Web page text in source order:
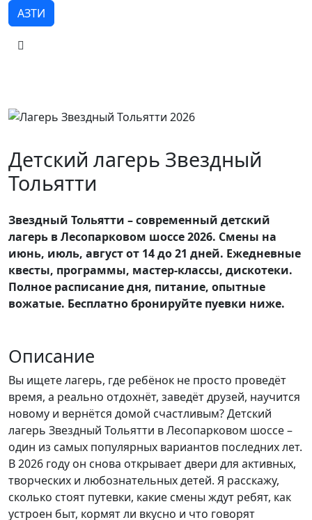
АЗТИ
Детский лагерь Звездный
Тольятти
Звездный Тольятти – современный детский
лагерь в Лесопарковом шоссе 2026. Смены на
июнь, июль, август от 14 до 21 дней. Ежедневные
квесты, программы, мастер-классы, дискотеки.
Полное расписание дня, питание, опытные
вожатые. Бесплатно бронируйте пуевки ниже.
Описание
Вы ищете лагерь, где ребёнок не просто проведёт
время, а реально отдохнёт, заведёт друзей, научится
новому и вернётся домой счастливым? Детский
лагерь Звездный Тольятти в Лесопарковом шоссе –
один из самых популярных вариантов последних лет.
В 2026 году он снова открывает двери для активных,
творческих и любознательных детей. Я расскажу,
сколько стоят путевки, какие смены ждут ребят, как
устроен быт, кормят ли вкусно и что говорят